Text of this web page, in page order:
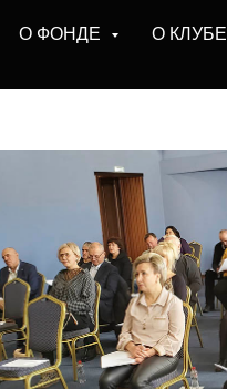
О ФОНДЕ О КЛУБЕ